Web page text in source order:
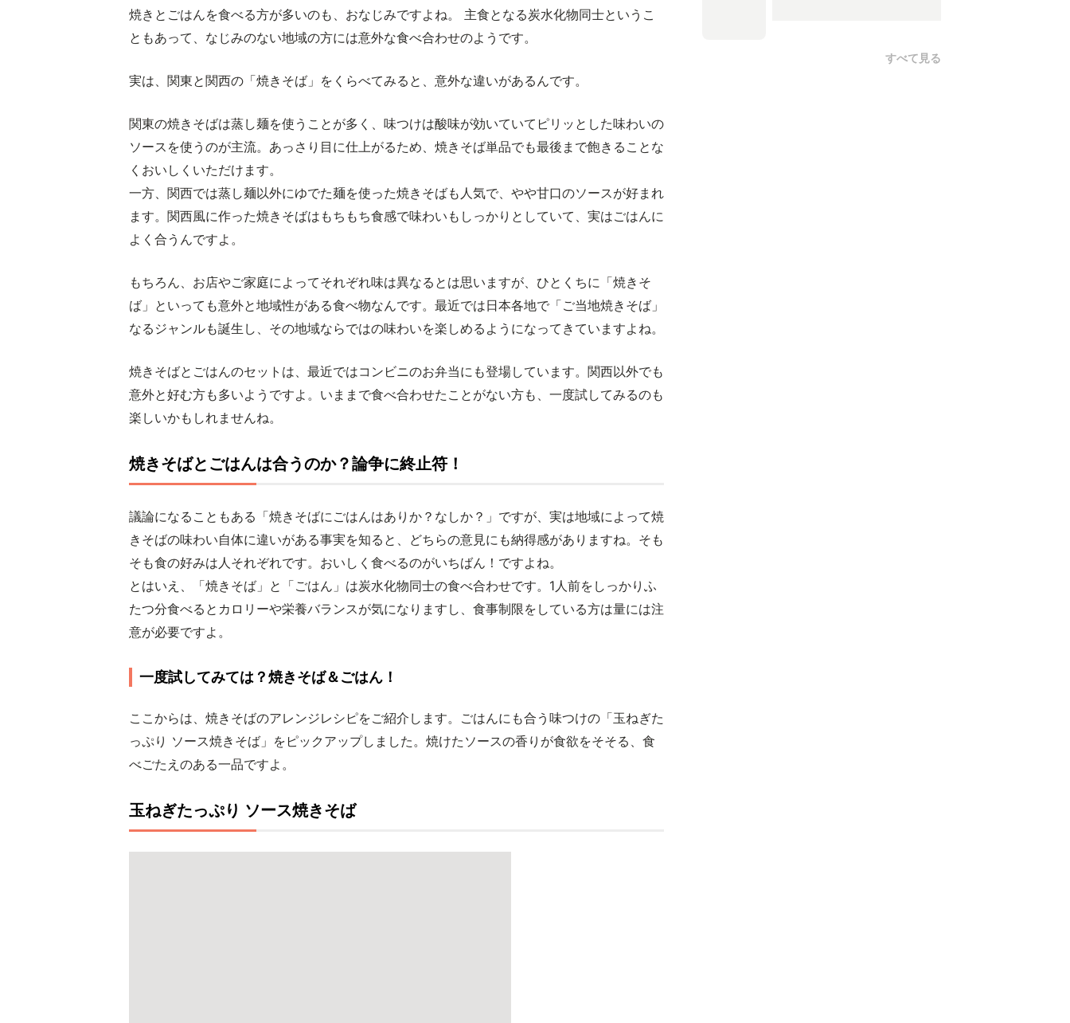
焼きとごはんを食べる方が多いのも、おなじみですよね。 主食となる炭水化物同士というこ
ともあって、なじみのない地域の方には意外な食べ合わせのようです。
実は、関東と関西の「焼きそば」をくらべてみると、意外な違いがあるんです。
関東の焼きそばは蒸し麺を使うことが多く、味つけは酸味が効いていてピリッとした味わいの
ソースを使うのが主流。あっさり目に仕上がるため、焼きそば単品でも最後まで飽きることな
くおいしくいただけます。
一方、関西では蒸し麺以外にゆでた麺を使った焼きそばも人気で、やや甘口のソースが好まれ
ます。関西風に作った焼きそばはもちもち食感で味わいもしっかりとしていて、実はごはんに
よく合うんですよ。
もちろん、お店やご家庭によってそれぞれ味は異なるとは思いますが、ひとくちに「焼きそ
ば」といっても意外と地域性がある食べ物なんです。最近では日本各地で「ご当地焼きそば」
なるジャンルも誕生し、その地域ならではの味わいを楽しめるようになってきていますよね。
焼きそばとごはんのセットは、最近ではコンビニのお弁当にも登場しています。関西以外でも
意外と好む方も多いようですよ。いままで食べ合わせたことがない方も、一度試してみるのも
楽しいかもしれませんね。
焼きそばとごはんは合うのか？論争に終止符！
議論になることもある「焼きそばにごはんはありか？なしか？」ですが、実は地域によって焼
きそばの味わい自体に違いがある事実を知ると、どちらの意見にも納得感がありますね。そも
そも食の好みは人それぞれです。おいしく食べるのがいちばん！ですよね。
とはいえ、「焼きそば」と「ごはん」は炭水化物同士の食べ合わせです。1人前をしっかりふ
たつ分食べるとカロリーや栄養バランスが気になりますし、食事制限をしている方は量には注
意が必要ですよ。
一度試してみては？焼きそば＆ごはん！
ここからは、焼きそばのアレンジレシピをご紹介します。ごはんにも合う味つけの「玉ねぎた
っぷり ソース焼きそば」をピックアップしました。焼けたソースの香りが食欲をそそる、食
べごたえのある一品ですよ。
玉ねぎたっぷり ソース焼きそば
すべて見る